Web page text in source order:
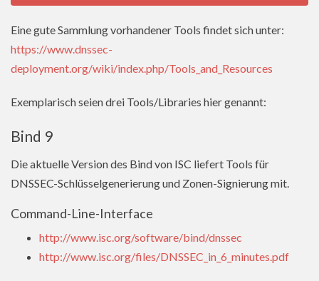
Eine gute Sammlung vorhandener Tools findet sich unter:
https://www.dnssec-
deployment.org/wiki/index.php/Tools_and_Resources
Exemplarisch seien drei Tools/Libraries hier genannt:
Bind 9
Die aktuelle Version des Bind von ISC liefert Tools für
DNSSEC-Schlüsselgenerierung und Zonen-Signierung mit.
Command-Line-Interface
http://www.isc.org/software/bind/dnssec
http://www.isc.org/files/DNSSEC_in_6_minutes.pdf